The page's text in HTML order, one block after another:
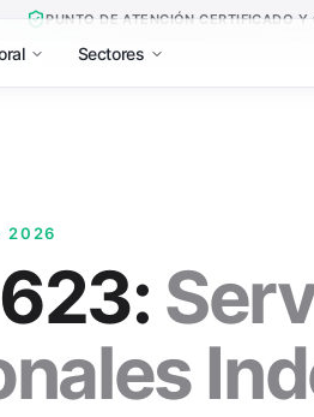
Sectores
PUNTO DE ATENCIÓN CERTIFICADO
2026
623: